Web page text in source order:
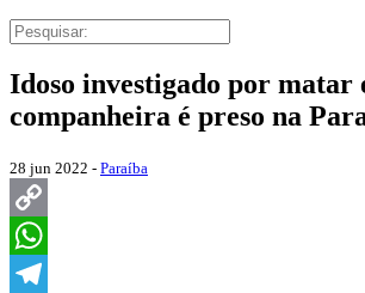
Idoso investigado por matar
companheira é preso na
28 jun 2022 - Paraíba
Copy
Link
WhatsApp